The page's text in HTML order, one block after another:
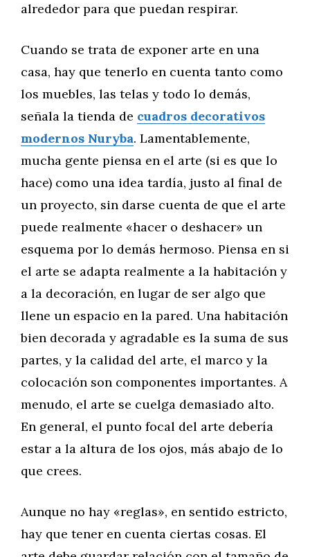
alrededor para que puedan respirar.
Cuando se trata de exponer arte en una
casa, hay que tenerlo en cuenta tanto como
los muebles, las telas y todo lo demás,
señala la tienda de cuadros decorativos
modernos Nuryba. Lamentablemente,
mucha gente piensa en el arte (si es que lo
hace) como una idea tardía, justo al final de
un proyecto, sin darse cuenta de que el arte
puede realmente «hacer o deshacer» un
esquema por lo demás hermoso. Piensa en si
el arte se adapta realmente a la habitación y
a la decoración, en lugar de ser algo que
llene un espacio en la pared. Una habitación
bien decorada y agradable es la suma de sus
partes, y la calidad del arte, el marco y la
colocación son componentes importantes. A
menudo, el arte se cuelga demasiado alto.
En general, el punto focal del arte debería
estar a la altura de los ojos, más abajo de lo
que crees.
Aunque no hay «reglas», en sentido estricto,
hay que tener en cuenta ciertas cosas. El